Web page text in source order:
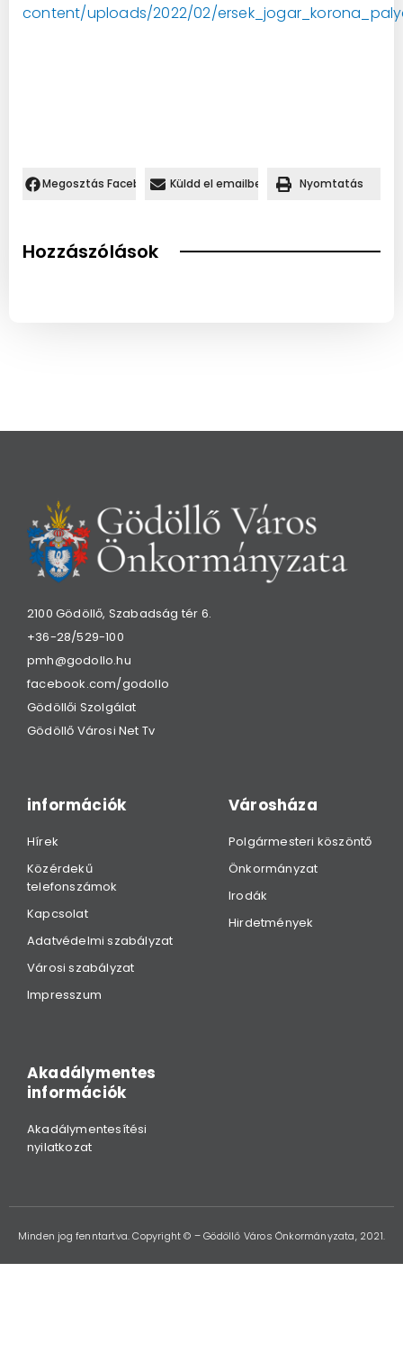
content/uploads/2022/02/
Megosztás Facebookon.Küldd el emailben Nyomtatás
Hozzászólások
2100 Gödöllő, Szabadság tér 6.
+36-28/529-100
pmh@godollo.hu
facebook.com/godollo
Gödöllői Szolgálat
Gödöllő Városi Net Tv
információk
Hírek
Közérdekű
telefonszámok
Kapcsolat
Adatvédelmi szabályzat
Városi szabályzat
Impresszum
Városháza
Polgármesteri köszöntő
Önkormányzat
Irodák
Hirdetmények
Akadálymentes
információk
Akadálymentesítési
nyilatkozat
Minden jog fenntartva. Copyright © – Gödöllő Város Önkormányzata, 2021.